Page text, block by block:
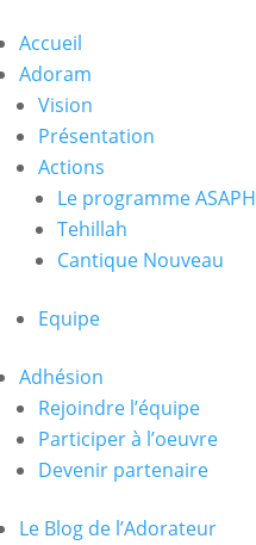
Accueil
Adoram
Vision
Présentation
Actions
Le programme ASAPH
Tehillah
Cantique Nouveau
Equipe
Adhésion
Rejoindre l’équipe
Participer à l’oeuvre
Devenir partenaire
Le Blog de l’Adorateur